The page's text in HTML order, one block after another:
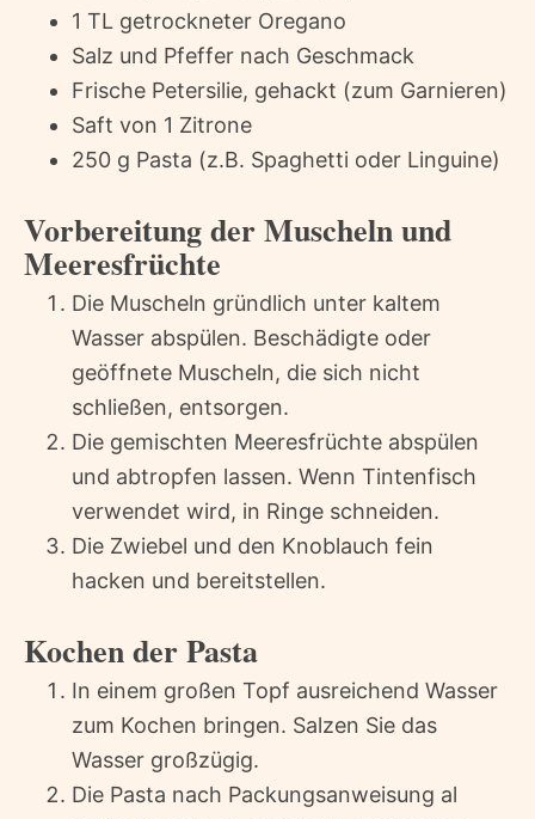
1 TL getrockneter Oregano
Salz und Pfeffer nach Geschmack
Frische Petersilie, gehackt (zum Garnieren)
Saft von 1 Zitrone
250 g Pasta (z.B. Spaghetti oder Linguine)
Vorbereitung der Muscheln und
Meeresfrüchte
Die Muscheln gründlich unter kaltem
Wasser abspülen. Beschädigte oder
geöffnete Muscheln, die sich nicht
schließen, entsorgen.
Die gemischten Meeresfrüchte abspülen
und abtropfen lassen. Wenn Tintenfisch
verwendet wird, in Ringe schneiden.
Die Zwiebel und den Knoblauch fein
hacken und bereitstellen.
Kochen der Pasta
In einem großen Topf ausreichend Wasser
zum Kochen bringen. Salzen Sie das
Wasser großzügig.
Die Pasta nach Packungsanweisung al